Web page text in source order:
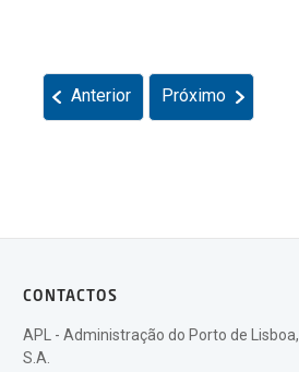
Anterior Próximo
CONTACTOS
APL - Administração do Porto de Lisboa,
S.A.